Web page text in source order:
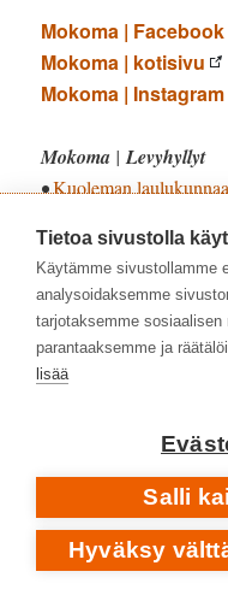
Mokoma | Facebook
Mokoma | kotisivu
Mokoma | Instagram
Mokoma |Levyhyllyt
•Kuoleman
SYYTTÄVÄ SORMI.
SABOKAL
Tietoa sivustolla
Käytämme sivustollamme
analysoidaksemme
tarjotaksemme
parantaaksemme ja
lisää
Salli
Hyväksy